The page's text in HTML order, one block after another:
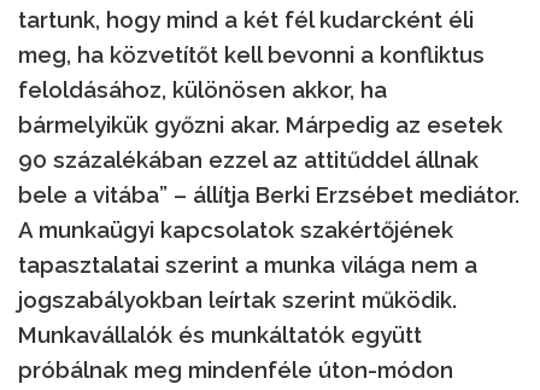
tartunk, hogy mind a két fél kudarcként éli
meg, ha közvetítőt kell bevonni a konfliktus
feloldásához, különösen akkor, ha
bármelyikük győzni akar. Márpedig az esetek
90 százalékában ezzel az attitűddel állnak
bele a vitába” – állítja Berki Erzsébet mediátor.
A munkaügyi kapcsolatok szakértőjének
tapasztalatai szerint a munka világa nem a
jogszabályokban leírtak szerint működik.
Munkavállalók és munkáltatók együtt
próbálnak meg mindenféle úton-módon